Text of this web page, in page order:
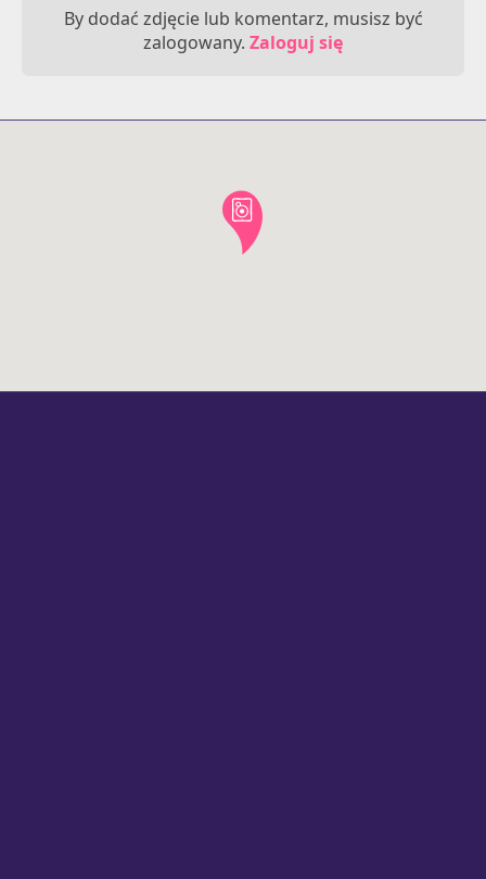
By dodać zdjęcie lub komentarz, musisz być
zalogowany. Zaloguj się